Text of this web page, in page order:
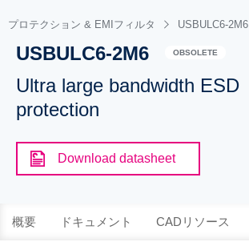
BOOKMARK
Please log into show your saved searches.
プロテクション & EMIフィルタ USBULC6-2M6
USBULC6-2M6 OBSOLETE
Ultra large bandwidth ESD
protection
Download datasheet
概要 ドキュメント CADリソース